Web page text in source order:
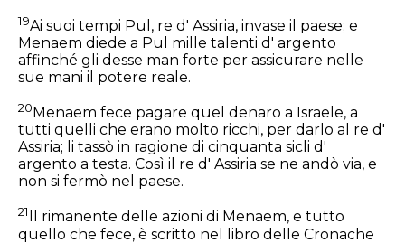
19Ai suoi tempi Pul, re d' Assiria, invase il paese; e
Menaem diede a Pul mille talenti d' argento
affinché gli desse man forte per assicurare nelle
sue mani il potere reale.
20 Menaem fece pagare quel denaro a Israele, a
tutti quelli che erano molto ricchi, per darlo al re d'
Assiria; li tassò in ragione di cinquanta sicli d'
argento a testa. Così il re d' Assiria se ne andò via, e
non si fermò nel paese.
21
Il rimanente delle azioni di Menaem, e tutto
quello che fece, è scritto nel libro delle Cronache